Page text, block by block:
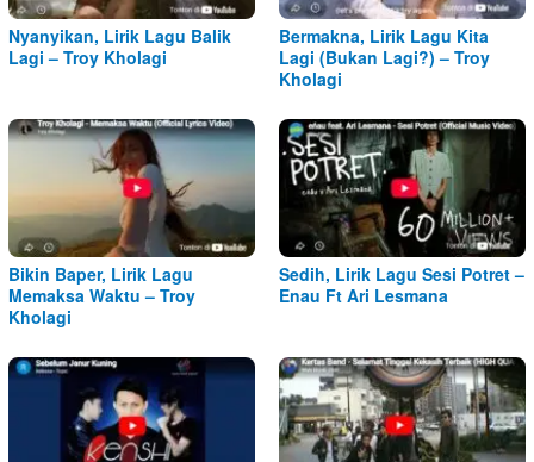
Nyanyikan, Lirik Lagu Balik
Lagi – Troy Kholagi
Bermakna, Lirik Lagu Kita
Lagi (Bukan Lagi?) – Troy
Kholagi
Bikin Baper, Lirik Lagu
Memaksa Waktu – Troy
Kholagi
Sedih, Lirik Lagu Sesi Potret –
Enau Ft Ari Lesmana